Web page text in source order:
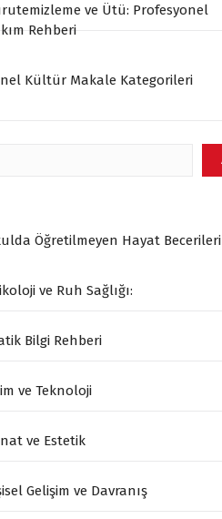
ve Ütü: Profesyonel
Rehberi
Kültür Makale Kategorileri
Öğretilmeyen Hayat Becerileri
ve Ruh Sağlığı:
Bilgi Rehberi
ve Teknoloji
ve Estetik
Gelişim ve Davranış